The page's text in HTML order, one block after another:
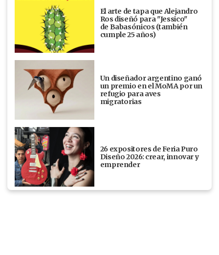
El arte de tapa que Alejandro
Ros diseñó para "Jessico"
de Babasónicos (también
cumple 25 años)
Un diseñador argentino ganó
un premio en el MoMA por un
refugio para aves
migratorias
26 expositores de Feria Puro
Diseño 2026: crear, innovar y
emprender